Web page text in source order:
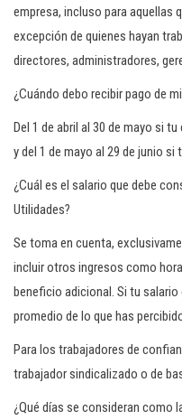
empresa, incluso para aquellas
excepción de quienes hayan
directores, administradores,
¿Cuándo debo recibir pago de
Del 1 de abril al 30 de mayo si
y del 1 de mayo al 29 de junio
¿Cuál es el salario que debe
Utilidades?
Se toma en cuenta,
incluir otros ingresos como
beneficio adicional. Si tu
promedio de lo que has
Para los trabajadores de
trabajador sindicalizado o de
¿Qué días se consideran como